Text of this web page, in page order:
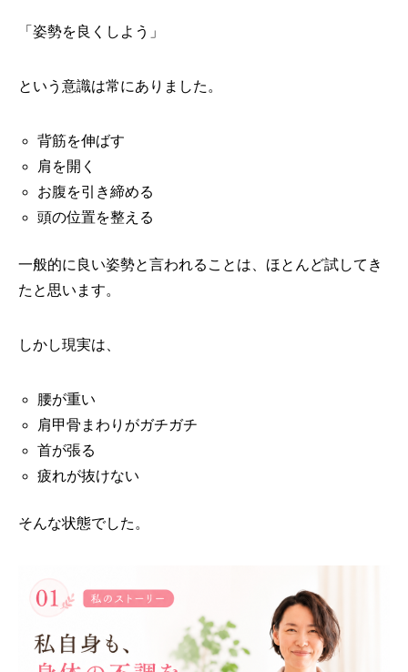
「姿勢を良くしよう」
という意識は常にありました。
背筋を伸ばす
肩を開く
お腹を引き締める
頭の位置を整える
一般的に良い姿勢と言われることは、ほとんど試してき
たと思います。
しかし現実は、
腰が重い
肩甲骨まわりがガチガチ
首が張る
疲れが抜けない
そんな状態でした。